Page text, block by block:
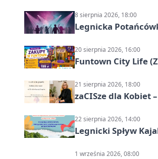
8 sierpnia 2026, 18:00
Legnicka
20 sierpnia 2026, 16:00
Funtown City Life
21 sierpnia 2026, 18:00
zaCISze dla Kobiet
22 sierpnia 2026, 14:00
Legnicki Spływ
1 września 2026, 08:00